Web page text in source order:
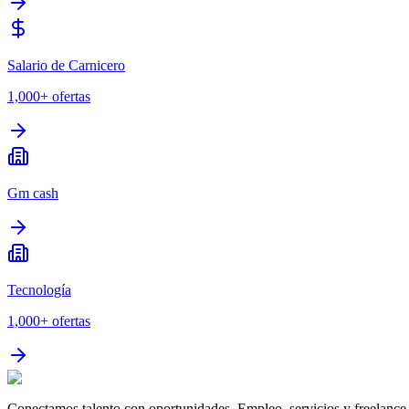
Salario de Carnicero
1,000+ ofertas
Gm cash
Tecnología
1,000+ ofertas